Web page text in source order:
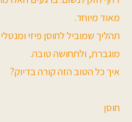
מאוד מיוחד.
תהליך שמוביל לחוסן פיזי
מוגברת, ולתחושה טובה.
איך כל הטוב הזה קורה בדיוק?
חוסן